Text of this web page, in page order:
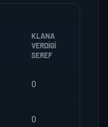
KLANA
VERDIGI
SEREF
0
0